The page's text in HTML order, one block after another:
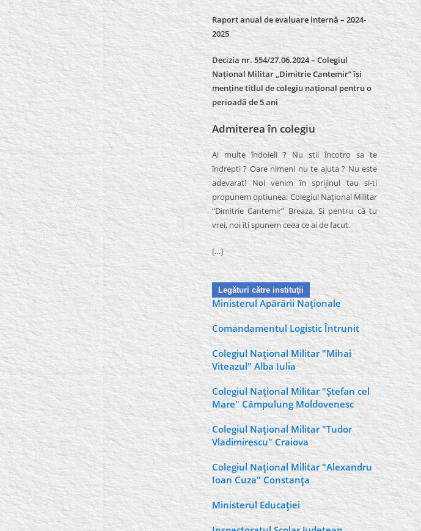
Raport anual de evaluare internă –2024-
2025
Decizia nr. 554/27.06.2024 – Colegiul
Național Militar „Dimitrie Cantemir” își
menține titlul de colegiu național pentru o
perioadă de 5 ani
Admiterea în colegiu
Ai multe îndoieli ? Nu stii încotro sa te
îndrepti ? Oare nimeni nu te ajuta ? Nu este
adevarat! Noi venim în sprijinul tau si-ti
propunem optiunea: Colegiul Naţional Militar
“Dimitrie Cantemir” Breaza. Si pentru că tu
vrei, noi îti spunem ceea ce ai de facut.
[…]
Legături către instituţii
Ministerul Apărării Naţionale
Comandamentul Logistic Întrunit
Colegiul Naţional Militar "Mihai
Viteazul" Alba Iulia
Colegiul Naţional Militar "Ştefan cel
Mare" Câmpulung Moldovenesc
Colegiul Naţional Militar "Tudor
Vladimirescu" Craiova
Colegiul Naţional Militar "Alexandru
Ioan Cuza" Constanţa
Ministerul Educaţiei